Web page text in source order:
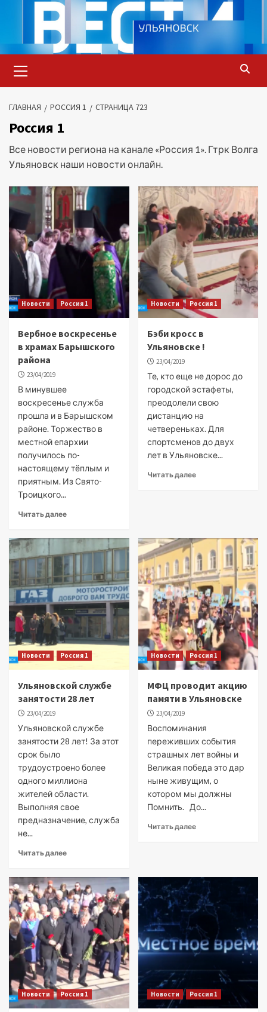
содержимому
меню
ГЛАВНАЯ РОССИЯ 1 СТРАНИЦА 723
Россия 1
Все новости региона на канале «Россия 1». Гтрк Волга
Ульяновск наши новости онлайн.
Новости Россия 1
Вербное воскресенье
в храмах Барышского
района
23/04/2019
В минувшее
воскресенье служба
прошла и в Барышском
районе. Торжество в
местной епархии
получилось по-
настоящему тёплым и
приятным. Из Свято-
Троицкого...
Читать далее
Новости Россия 1
Бэби кросс в
Ульяновске !
23/04/2019
Те, кто еще не дорос до
городской эстафеты,
преодолели свою
дистанцию на
четвереньках. Для
спортсменов до двух
лет в Ульяновске...
Читать далее
Новости Россия 1
Ульяновской службе
занятости 28 лет
23/04/2019
Ульяновской службе
занятости 28 лет! За этот
срок было
трудоустроено более
одного миллиона
жителей области.
Выполняя свое
предназначение, служба
не...
Читать далее
Новости Россия 1
МФЦ проводит акцию
памяти в Ульяновске
23/04/2019
Воспоминания
переживших события
страшных лет войны и
Великая победа это дар
ныне живущим, о
котором мы должны
Помнить. До...
Читать далее
Новости Россия 1 Новости Россия 1